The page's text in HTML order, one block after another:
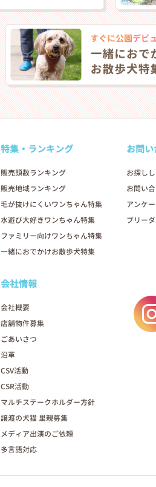
2026年04月20日
特集・ランキング
販売頭数ランキング
販売地域ランキング
毛が抜けにくいワンちゃん特集
水遊び大好きワンちゃん特集
ファミリー向けワンちゃん特集
一緒におでかけお散歩犬特集
会社情報
会社概要
店舗物件募集
ごあいさつ
沿革
CSV活動
CSR活動
マルチステークホルダー方針
譲渡の犬猫 里親募集
メディア出演のご依頼
多言語対応
お問
お探しし
お問い
アンケ
ブリー